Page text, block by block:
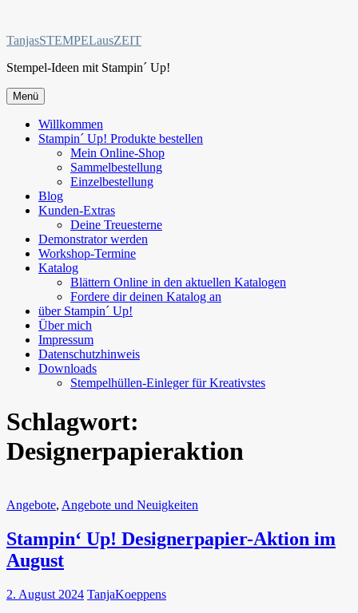
springen
TanjasSTEMPELausZEIT
Stempel-Ideen mit Stampin´ Up!
Menü
Willkommen
Stampin´ Up! Produkte bestellen
Mein Online-Shop
Sammelbestellung
Einzelbestellung
Blog
Kunden-Extras
Deine Treuesterne
Demonstrator werden
Workshop-Termine
Katalog
Blättern Online in den aktuellen Katalogen
Fordere dir deinen Katalog an
über Stampin´ Up!
Über mich
Impressum
Datenschutzhinweis
Downloads
Stempelhüllen-Einleger für Kreativstes
Schlagwort:
Designerpapieraktion
Angebote, Angebote und Neuigkeiten
Stampin‘ Up! Designerpapier-Aktion im
August
2. August 2024 TanjaKoeppens